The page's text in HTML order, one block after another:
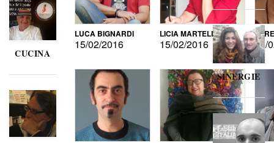
CUCINA
LUCA BIGNARDI
15/02/2016
LICIA MARTELLI
15/02/2016 15/
SINERGIE